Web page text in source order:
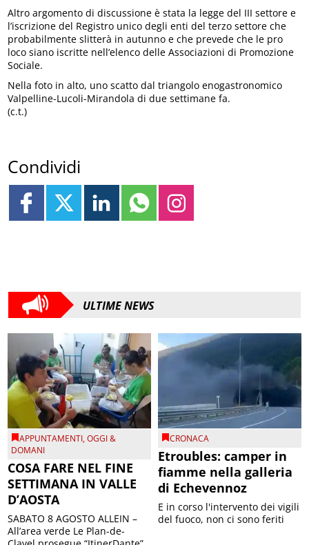
Altro argomento di discussione è stata la legge del III settore e
l’iscrizione del Registro unico degli enti del terzo settore che
probabilmente slitterà in autunno e che prevede che le pro
loco siano iscritte nell’elenco delle Associazioni di Promozione
Sociale.
Nella foto in alto, uno scatto dal triangolo enogastronomico
Valpelline-Lucoli-Mirandola di due settimane fa.
(c.t.)
Condividi
ULTIME NEWS
APPUNTAMENTI,OGGI &
DOMANI
COSA FARE NEL FINE
SETTIMANA IN VALLE
D’AOSTA
SABATO 8 AGOSTO ALLEIN –
All’area verde Le Plan-de-
CRONACA
Etroubles: camper in
fiamme nella galleria
di Echevennoz
E in corso l'intervento dei vigili
del fuoco, non ci sono feriti